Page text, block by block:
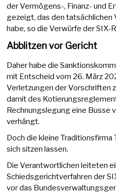
der Vermögens-, Finanz- und
gezeigt, das den tatsächlichen
habe, so die Verwürfe der SIX-
Abblitzen vor Gericht
Daher habe die
mit Entscheid vom 26. März
Verletzungen der Vorschriften
damit des
Rechnungslegung eine Busse
verhängt.
Doch die kleine
sich sitzen lassen.
Die Verantwortlichen leiteten
Schiedsgerichtverfahren der
vor das